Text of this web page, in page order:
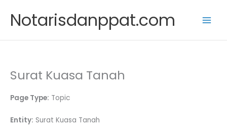
content
Notarisdanppat.com
Surat Kuasa Tanah
Page Type: Topic
Entity: Surat Kuasa Tanah